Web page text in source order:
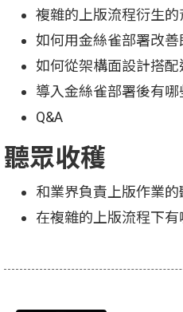
複雜的上版流程衍生的
如何用金絲雀部署改
如何從架構面設計搭
導入金絲雀部署後有哪
Q&A
聽眾收穫
和業界負責上版作業
在複雜的上版流程下